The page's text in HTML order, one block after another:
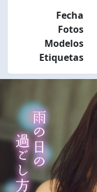
Fecha
Fotos
Modelos
Etiquetas